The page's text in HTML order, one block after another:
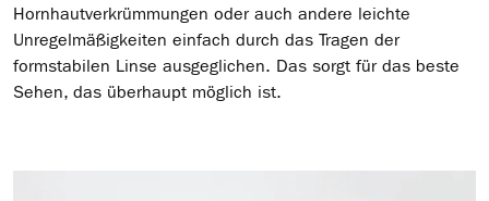
Hornhautverkrümmungen oder auch andere leichte
Unregelmäßigkeiten einfach durch das Tragen der
formstabilen Linse ausgeglichen. Das sorgt für das beste
Sehen, das überhaupt möglich ist.